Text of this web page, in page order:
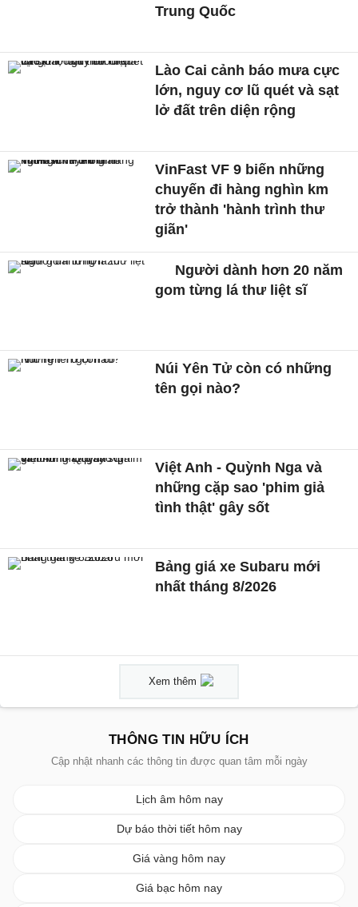
Trung Quốc
Lào Cai cảnh báo mưa cực
lớn, nguy cơ lũ quét và sạt
lở đất trên diện rộng
VinFast VF 9 biến những
chuyến đi hàng nghìn km
trở thành 'hành trình thư
giãn'
Người dành hơn 20 năm
gom từng lá thư liệt sĩ
Núi Yên Tử còn có những
tên gọi nào?
Việt Anh - Quỳnh Nga và
những cặp sao 'phim giả
tình thật' gây sốt
Bảng giá xe Subaru mới
nhất tháng 8/2026
Xem thêm
THÔNG TIN HỮU ÍCH
Cập nhật nhanh các thông tin được quan tâm mỗi ngày
Lịch âm hôm nay
Dự báo thời tiết hôm nay
Giá vàng hôm nay
Giá bạc hôm nay